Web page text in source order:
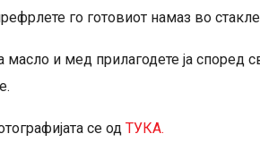
го готовиот намаз во
масло и мед прилагодете ја според
се од ТУКА.